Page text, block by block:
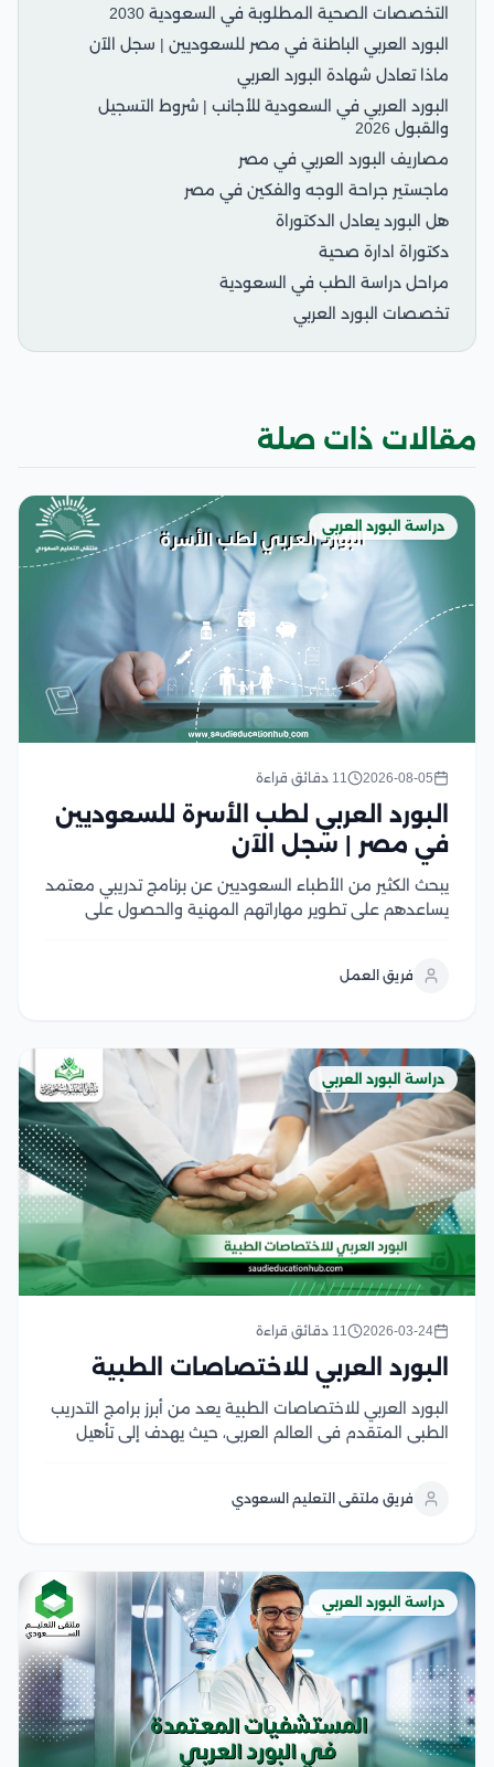
التخصصات الصحية المطلوبة في السعودية 2030
البورد العربي الباطنة في مصر للسعوديين | سجل الآن
ماذا تعادل شهادة البورد العربي
البورد العربي في السعودية للأجانب | شروط التسجيل
والقبول 2026
مصاريف البورد العربي في مصر
ماجستير جراحة الوجه والفكين في مصر
هل البورد يعادل الدكتوراة
دكتوراة ادارة صحية
مراحل دراسة الطب في السعودية
تخصصات البورد العربي
مقالات ذات صلة
دراسة البورد العربي
2026-08-05 11 دقائق قراءة
البورد العربي لطب الأسرة للسعوديين
في مصر | سجل الآن
يبحث الكثير من الأطباء السعوديين عن برنامج تدريبي معتمد
يساعدهم على تطوير مهاراتهم المهنية والحصول على
أفضل الخيارات المتاحة، حيث يجمع بين...
فريق العمل
دراسة البورد العربي
2026-03-24 11 دقائق قراءة
البورد العربي للاختصاصات الطبية
البورد العربي للاختصاصات الطبية يعد من أبرز برامج التدريب
الطبي المتقدم في العالم العربي، حيث يهدف إلى تأهيل
تدريبية متكاملة تجمع بين الدراسة النظرية والتدريب
فريق ملتقى التعليم السعودي
دراسة البورد العربي